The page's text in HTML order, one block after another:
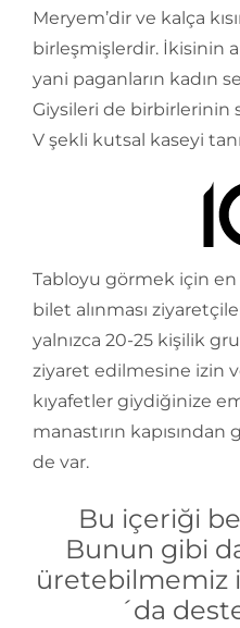
Meryem’dir ve kalça
birleşmişlerdir. İkisinin
yani paganların kadın
Giysileri de birbirlerinin
V şekli kutsal kaseyi
Tabloyu görmek için
bilet alınması
yalnızca 20-25 kişilik
ziyaret edilmesine izin
kıyafetler giydiğinize
manastırın
de var.
Bu içeriği
Bunun gibi
üretebilmemiz
´da